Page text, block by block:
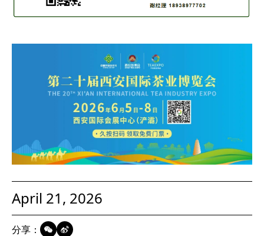
April 21, 2026
分享：